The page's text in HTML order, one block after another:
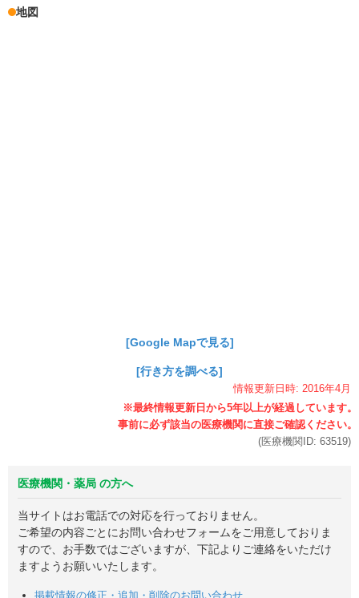
地図
[Google Mapで見る]
[行き方を調べる]
情報更新日時: 2016年4月
(医療機関ID: 63519)
医療機関・薬局 の方へ
当サイトはお電話での対応を行っておりません。
ご希望の内容ごとにお問い合わせフォームをご用意しておりま
すので、お手数ではございますが、下記よりご連絡をいただけ
ますようお願いいたします。
掲載情報の修正・追加・削除のお問い合わせ